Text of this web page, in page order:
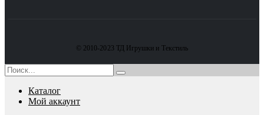
© 2010-2023 ТД Игрушки и Текстиль
Каталог
Мой аккаунт